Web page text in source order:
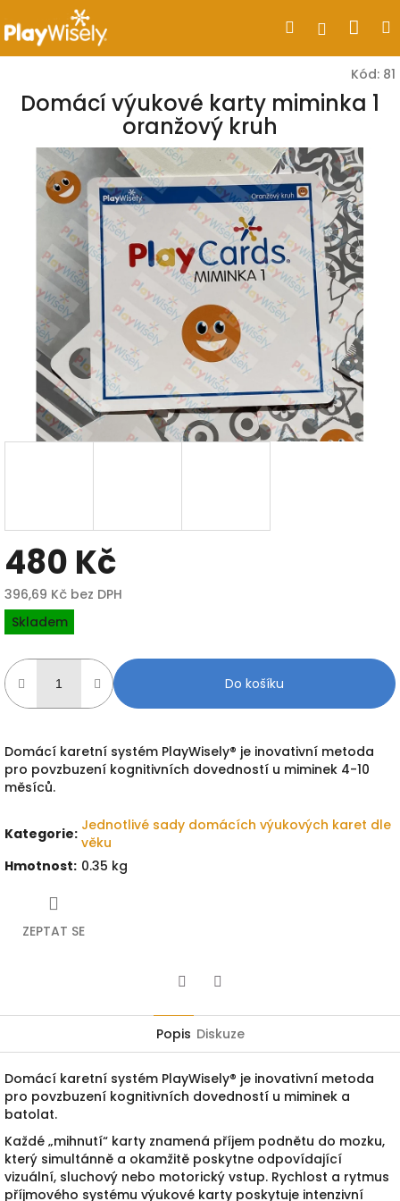
na
obsah
Hledat
Kód: 81
Domácí výukové karty miminka 1
oranžový kruh
480 Kč
396,69 Kč bez DPH
Měrná
cena:
Skladem
Do košíku
Domácí karetní systém PlayWisely® je inovativní metoda
pro povzbuzení kognitivních dovedností u miminek 4-10
měsíců.
Kategorie: Jednotlivé sady domácích výukových karet dle
věku
Hmotnost: 0.35 kg
ZEPTAT SE
Popis Diskuze
Domácí karetní systém PlayWisely® je inovativní metoda
pro povzbuzení kognitivních dovedností u miminek a
batolat.
Každé „mihnutí“ karty znamená příjem podnětu do mozku,
který simultánně a okamžitě poskytne odpovídající
vizuální, sluchový nebo motorický vstup. Rychlost a rytmus
příjmového systému výukové karty poskytuje intenzivní